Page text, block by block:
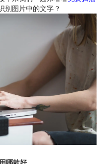
别图片中的文字？